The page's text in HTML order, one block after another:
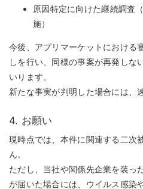
原因特定に向けた継続調査
施）
今後、アプリマーケットにおける
しを行い、同様の事案が再発しな
いります。
新たな事実が判明した場合には、
4. お願い
現時点では、本件に関連する二次
ん。
ただし、当社や関係先企業を装っ
が届いた場合には、ウイルス感染